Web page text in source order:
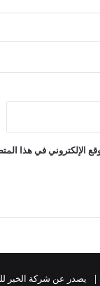
الإلكتروني في هذا